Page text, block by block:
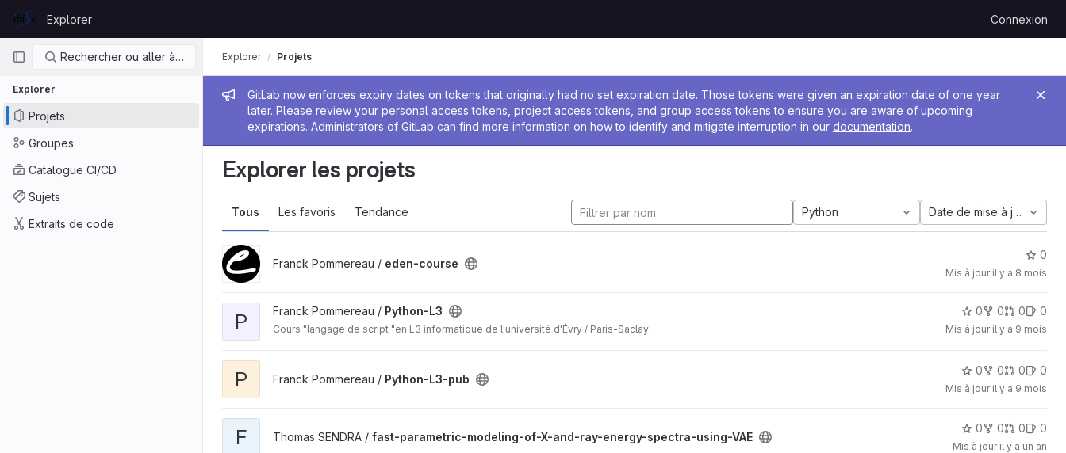
GitLab
Explorer Connexion
Navigation principale
Rechercher ou aller à…
Explorer
Projets
Groupes
Catalogue CI/CD
Sujets
Extraits de code
Message de l'administrateur
GitLab now enforces expiry dates on tokens that originally had no set expiration date. Those tokens were given an expiration date of one year
later. Please review your personal access tokens, project access tokens, and group access tokens to ensure you are aware of upcoming
expirations. Administrators of GitLab can find more information on how to identify and mitigate interruption in our documentation.
Explorer Projets
Explorer les projets
Tous Les favoris Tendance Python Date de mise à jour
Franck Pommereau / eden-course
0
Mis à jour il y a 8 mois
P Franck Pommereau / Python-L3
Cours "langage de script "en L3 informatique de l'université d'Évry / Paris-Saclay
0 0 0 0
Mis à jour il y a 9 mois
P Franck Pommereau / Python-L3-pub
0 0 0 0
Mis à jour il y a 9 mois
F Thomas SENDRA / fast-parametric-modeling-of-X-and-ray-energy-spectra-using-VAE
0 0 0 0
Mis à jour il y a un an